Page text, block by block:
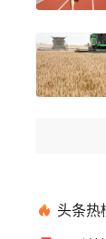
头条热